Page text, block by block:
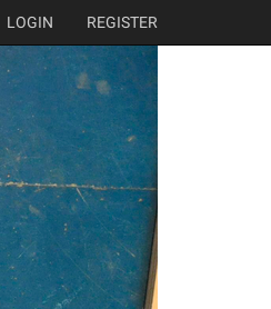
LOGIN REGISTER